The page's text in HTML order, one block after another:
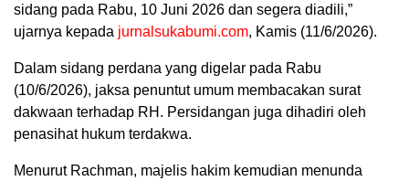
sidang pada Rabu, 10 Juni 2026 dan segera diadili,”
ujarnya kepada jurnalsukabumi.com, Kamis (11/6/2026).
Dalam sidang perdana yang digelar pada Rabu
(10/6/2026), jaksa penuntut umum membacakan surat
dakwaan terhadap RH. Persidangan juga dihadiri oleh
penasihat hukum terdakwa.
Menurut Rachman, majelis hakim kemudian menunda